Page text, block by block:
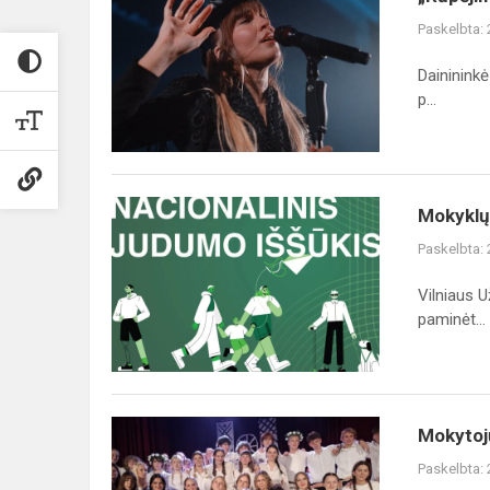
maištas“:
Gabrielė
Vilkickytė
pradėjo
Paskelbta:
p...
Mokyklų
iššūkis
Paskelbta:
Vilniaus
paminėt...
dienos
šventė
Paskelbta: